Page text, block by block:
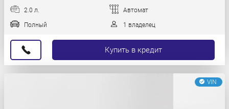
2.0 л. Автомат
Полный 1 владелец
Купить в кредит
VIN